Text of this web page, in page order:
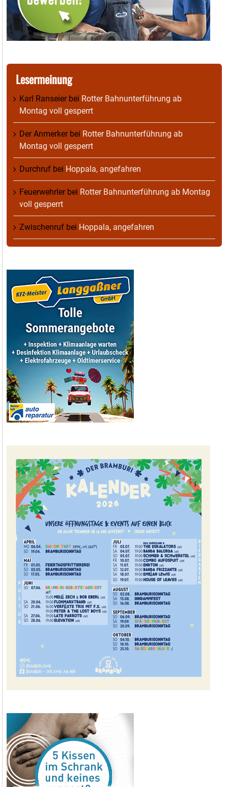
Lesermeinung
Karl Ranseierbei Rotter Bahnunterführung ab
Montag voll gesperrt
Der Anmerkerbei Rotter Bahnunterführung ab
Montag voll gesperrt
Durchruf bei Hoppala, angefahren
Feuerwehrlerbei Rotter Bahnunterführung ab Montag
voll gesperrt
Zwischenruf bei Hoppala, angefahren